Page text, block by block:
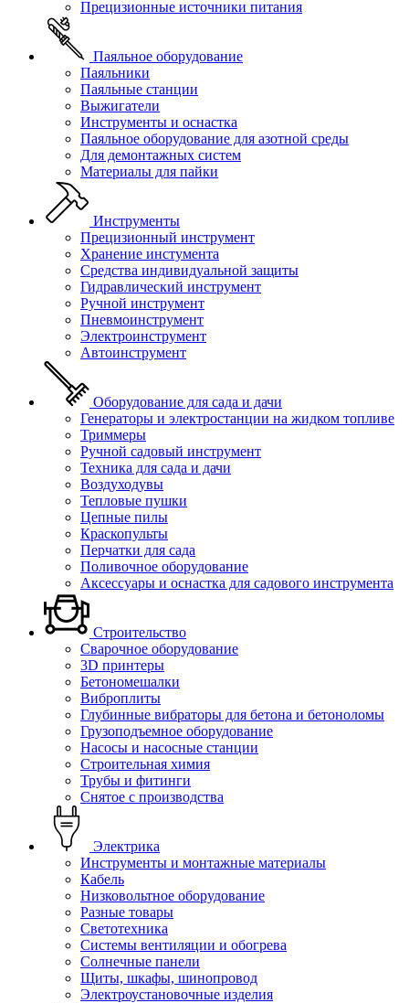
Прецизионные источники питания
Паяльное оборудование
Паяльники
Паяльные станции
Выжигатели
Инструменты и оснастка
Паяльное оборудование для азотной среды
Для демонтажных систем
Материалы для пайки
Инструменты
Прецизионный инструмент
Хранение инстумента
Средства индивидуальной защиты
Гидравлический инструмент
Ручной инструмент
Пневмоинструмент
Электроинструмент
Автоинструмент
Оборудование для сада и дачи
Генераторы и электростанции на жидком топливе
Триммеры
Ручной садовый инструмент
Техника для сада и дачи
Воздуходувы
Тепловые пушки
Цепные пилы
Краскопульты
Перчатки для сада
Поливочное оборудование
Аксессуары и оснастка для садового инструмента
Строительство
Сварочное оборудование
3D принтеры
Бетономешалки
Виброплиты
Глубинные вибраторы для бетона и бетоноломы
Грузоподъемное оборудование
Насосы и насосные станции
Строительная химия
Трубы и фитинги
Снятое с производства
Электрика
Инструменты и монтажные материалы
Кабель
Низковольтное оборудование
Разные товары
Светотехника
Системы вентиляции и обогрева
Солнечные панели
Щиты, шкафы, шинопровод
Электроустановочные изделия